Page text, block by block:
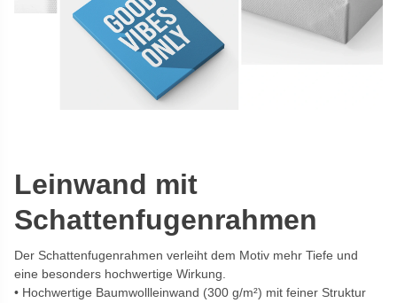
Leinwand mit
Schattenfugenrahmen
Der Schattenfugenrahmen verleiht dem Motiv mehr Tiefe und
eine besonders hochwertige Wirkung.
Hochwertige Baumwollleinwand (300 g/m²) mit feiner Struktur